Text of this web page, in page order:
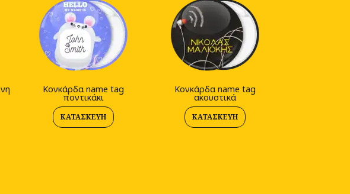
Κονκάρδα name tag
ποντικάκι
ΚΑΤΑΣΚΕΥΉ
Κονκάρδα name tag
ακουστικά
ΚΑΤΑΣΚΕΥΉ